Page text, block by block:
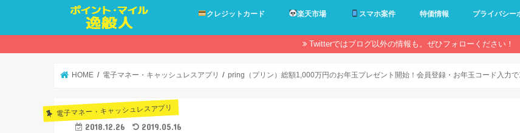
クレジットカード 楽天市場 スマホ案件 特価情報 プライバシー
Twitterではブログ以外の情報も。ぜひフォローください！
HOME 電子マネー・キャッシュレスアプリ pring（プリン）総額1,000万円のお年玉プレゼント開始！会員登録・お年玉コード入力で
電子マネー・キャッシュレスアプリ
2018.12.26 2019.05.16